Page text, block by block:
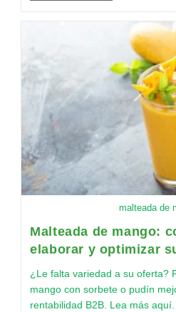
malteada de
Malteada de mango:
elaborar y optimizar
¿Le falta variedad a su oferta?
mango con sorbete o pudín
rentabilidad B2B. Lea más aquí.